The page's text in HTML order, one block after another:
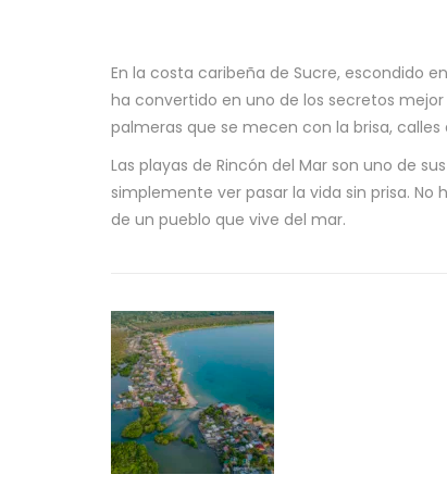
En la costa caribeña de Sucre, escondido
ha convertido en uno de los secretos
palmeras que se mecen con la brisa,
Las playas de Rincón del Mar son uno de
simplemente ver pasar la vida sin prisa.
de un pueblo que vive del mar.